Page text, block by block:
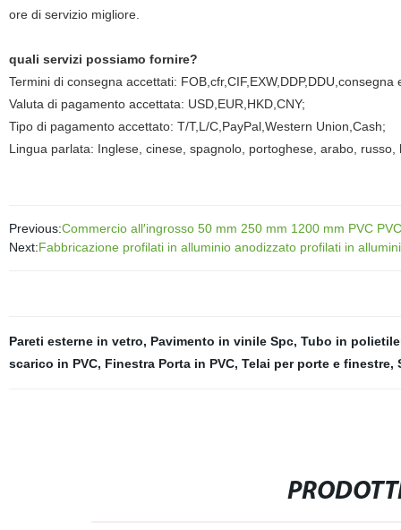
ore di servizio migliore.
quali servizi possiamo fornire?
Termini di consegna accettati: FOB,cfr,CIF,EXW,DDP,DDU,consegna
Valuta di pagamento accettata: USD,EUR,HKD,CNY;
Tipo di pagamento accettato: T/T,L/C,PayPal,Western Union,Cash;
Lingua parlata: Inglese, cinese, spagnolo, portoghese, arabo, russo,
Previous:Commercio all′ingrosso 50 mm 250 mm 1200 mm PVC
Next:Fabbricazione profilati in alluminio anodizzato profilati in
Pareti esterne in vetro, Pavimento in vinile Spc, Tubo in
scarico in PVC, Finestra Porta in PVC, Telai per porte e finestre,